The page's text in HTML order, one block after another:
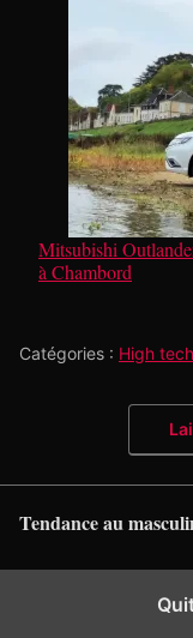
Mitsubishi
à Chambord
Catégories : High tech
Tendance au